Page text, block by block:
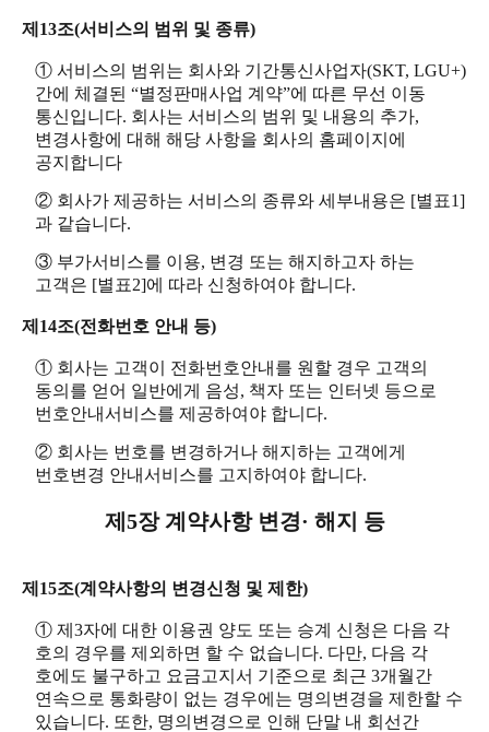
제13조(서비스의 범위 및 종류)
① 서비스의 범위는 회사와 기간통신사업자(SKT, LGU+)
간에 체결된 “별정판매사업 계약”에 따른 무선 이동
통신입니다. 회사는 서비스의 범위 및 내용의 추가,
변경사항에 대해 해당 사항을 회사의 홈페이지에
공지합니다
② 회사가 제공하는 서비스의 종류와 세부내용은 [별표1]
과 같습니다.
③ 부가서비스를 이용, 변경 또는 해지하고자 하는
고객은 [별표2]에 따라 신청하여야 합니다.
제14조(전화번호 안내 등)
① 회사는 고객이 전화번호안내를 원할 경우 고객의
동의를 얻어 일반에게 음성, 책자 또는 인터넷 등으로
번호안내서비스를 제공하여야 합니다.
② 회사는 번호를 변경하거나 해지하는 고객에게
번호변경 안내서비스를 고지하여야 합니다.
제5장 계약사항 변경· 해지 등
제15조(계약사항의 변경신청 및 제한)
① 제3자에 대한 이용권 양도 또는 승계 신청은 다음 각
호의 경우를 제외하면 할 수 없습니다. 다만, 다음 각
호에도 불구하고 요금고지서 기준으로 최근 3개월간
연속으로 통화량이 없는 경우에는 명의변경을 제한할 수
있습니다. 또한, 명의변경으로 인해 단말 내 회선간